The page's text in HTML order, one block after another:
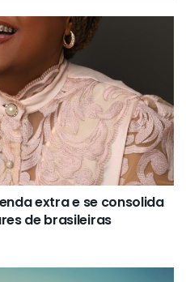
extra e se consolida
de brasileiras